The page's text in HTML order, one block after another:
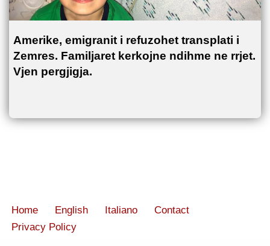
Amerike, emigranit i refuzohet transplati i
Zemres. Familjaret kerkojne ndihme ne rrjet.
Vjen pergjigja.
Home English Italiano
Contact
Privacy Policy